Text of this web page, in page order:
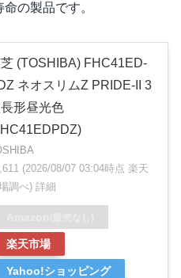
の製品です。
(TOSHIBA) FHC41ED-
ネオスリムZ PRIDE-II 3
形昼光色
(2026/08/07 03:04時点 楽天
調べ) 詳細
楽天市場
Yahoo!ショッピング